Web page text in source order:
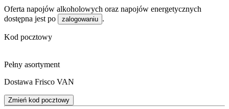
Oferta napojów alkoholowych oraz napojów energetycznych
dostępna jest po
zalogowaniu .
Kod pocztowy
Pełny asortyment
Dostawa Frisco VAN
Zmień kod pocztowy